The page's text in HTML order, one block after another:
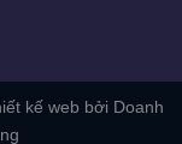
kế web bởi Doanh